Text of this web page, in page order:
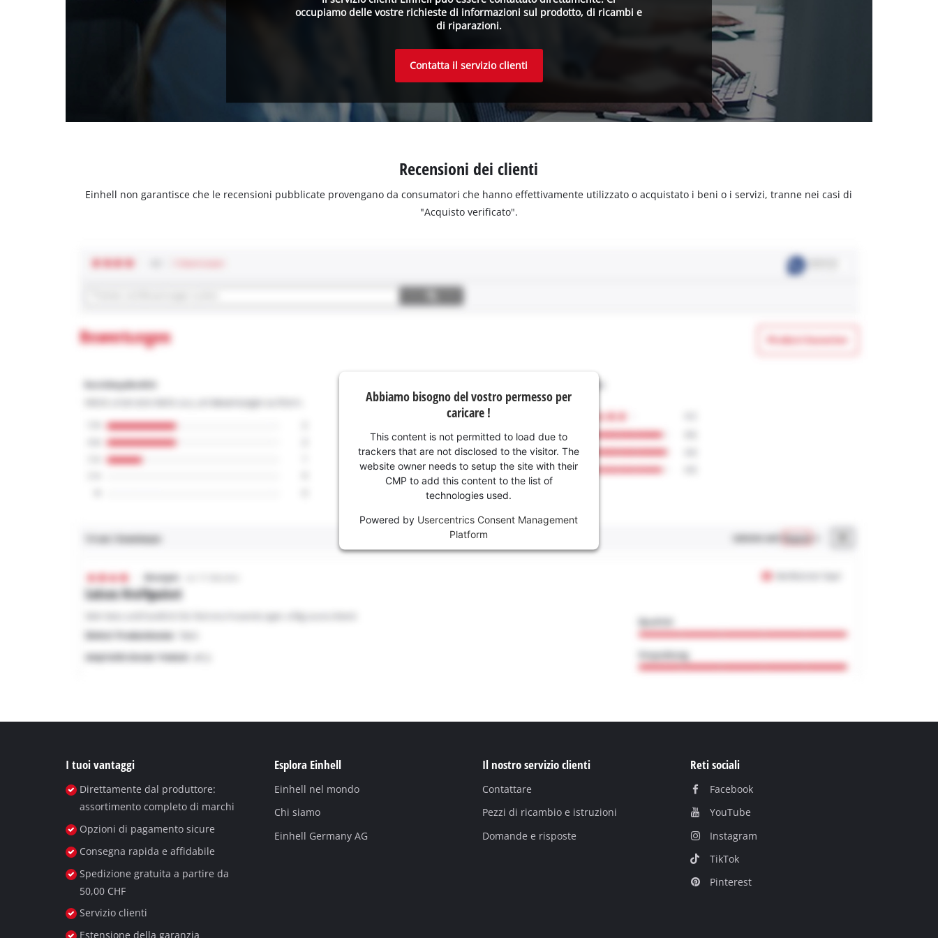
occupiamo delle vostre richieste di informazioni sul prodotto, di ricambi e
di riparazioni.
Contatta il servizio clienti
Recensioni dei clienti
Einhell non garantisce che le recensioni pubblicate provengano da consumatori che hanno effettivamente utilizzato o acquistato i beni o i servizi, tranne nei casi di
"Acquisto verificato".
Abbiamo bisogno del vostro permesso per
caricare !
This content is not permitted to load due to
trackers that are not disclosed to the visitor. The
website owner needs to setup the site with their
CMP to add this content to the list of
technologies used.
Powered by Usercentrics Consent Management
Platform
I tuoi vantaggi
Direttamente dal produttore:
assortimento completo di marchi
Opzioni di pagamento sicure
Consegna rapida e affidabile
Spedizione gratuita a partire da
50,00 CHF
Servizio clienti
Estensione della garanzia
Esplora Einhell
Einhell nel mondo
Chi siamo
Einhell Germany AG
Il nostro servizio clienti
Contattare
Pezzi di ricambio e istruzioni
Domande e risposte
Reti sociali
Facebook
YouTube
Instagram
TikTok
Pinterest